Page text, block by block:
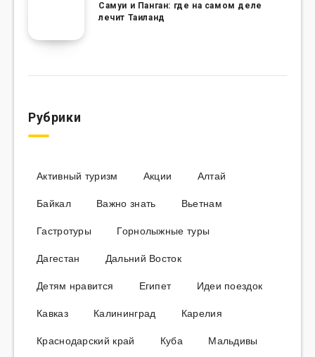
Самуи и Панган: где на самом деле
лечит Таиланд
Рубрики
Активный туризм Акции
Алтай
Байкал
Важно знать
Вьетнам
Гастротуры
Горнолыжные туры
Дагестан
Дальний Восток
Детям нравится
Египет
Идеи поездок
Кавказ
Калининград
Карелия
Краснодарский край
Куба
Мальдивы